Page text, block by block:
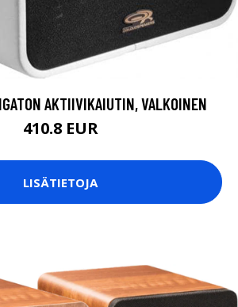
AKTIIVIKAIUTIN, VALKOINEN
410.8 EUR
LISÄTIETOJA